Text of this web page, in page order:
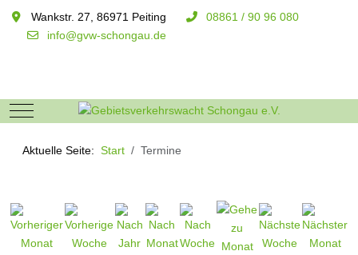
Wankstr. 27, 86971 Peiting
08861 / 90 96 080
info@gvw-schongau.de
Mobile Menu Toggle
Aktuelle Seite: Start Termine